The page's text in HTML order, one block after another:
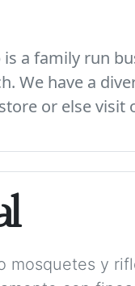
is a family run
We have a
or else
mosquetes y